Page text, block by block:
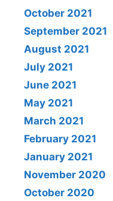
October 2021
September 2021
August 2021
July 2021
June 2021
May 2021
March 2021
February 2021
January 2021
November 2020
October 2020